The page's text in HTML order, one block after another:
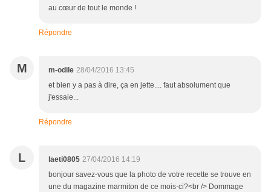
au cœur de tout le monde !
Répondre
M m-odile 28/04/2016 13:45
et bien y a pas à dire, ça en jette.... faut absolument que
j'essaie...
Répondre
L laeti0805 27/04/2016 14:19
bonjour savez-vous que la photo de votre recette se trouve en
une du magazine marmiton de ce mois-ci?<br /> Dommage